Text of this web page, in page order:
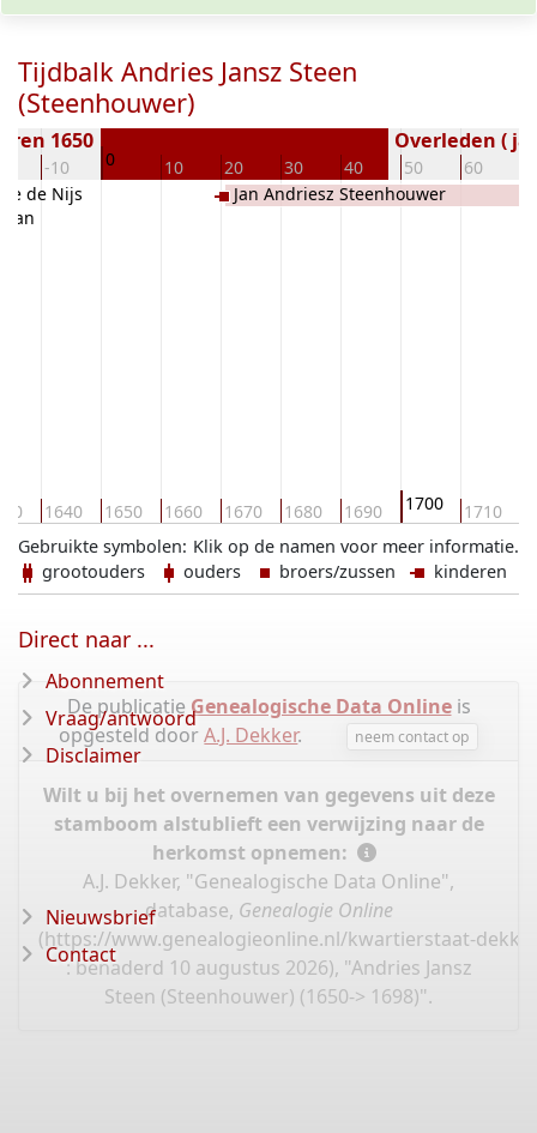
Tijdbalk Andries Jansz Steen
(Steenhouwer)
-10 0 10 20 30 40 50 60
1650 Overleden (
1640 1650 1660 1670 1680 1690 1700 1710
de Nijs
Jan Andriesz Steenhouwer
Klik op de namen voor meer informatie.
Gebruikte symbolen:
grootouders
ouders broers/zussen kinderen
De publicatie Genealogische Data Onlineis
opgesteld doorA.J. Dekker. neem contact op
Wilt u bij het overnemen van gegevens uit deze
stamboom alstublieft een verwijzing naar de
herkomst opnemen:
A.J. Dekker, "Genealogische Data Online",
database, Genealogie Online
(https://www.genealogieonline.nl/kwartierstaat-
: benaderd 10 augustus 2026), "Andries Jansz
Steen (Steenhouwer) (1650-> 1698)".
Direct naar ...
Abonnement
Vraag/antwoord
Disclaimer
Nieuwsbrief
Contact